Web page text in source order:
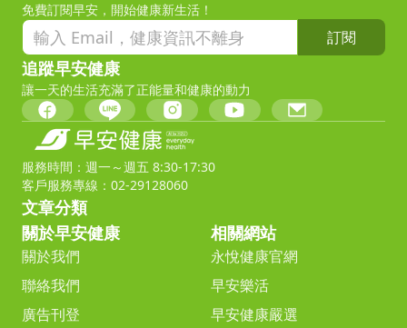
免費訂閱早安，開始健康新生活！
訂閱
追蹤早安健康
讓一天的生活充滿了正能量和健康的動力
服務時間：週一～週五 8:30-17:30
客戶服務專線：02-29128060
文章分類
關於早安健康
關於我們
聯絡我們
廣告刊登
相關網站
永悅健康官網
早安樂活
早安健康嚴選